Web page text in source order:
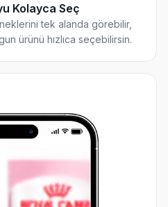
Kolayca Seç
tek alanda görebilir,
ürünü hızlıca seçebilirsin.